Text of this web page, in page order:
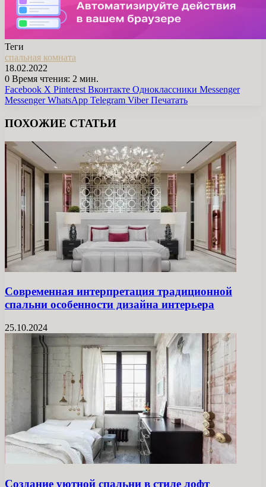
Теги
спальная комната
18.02.2022
0 Время чтения: 2 мин.
Facebook X Pinterest Вконтакте Одноклассники Messenger
Messenger WhatsApp Telegram Viber Печатать
ПОХОЖИЕ СТАТЬИ
Современная интерпретация традиционной
спальни особенности дизайна интерьера
25.10.2024
Создание уютной спальни в стиле лофт